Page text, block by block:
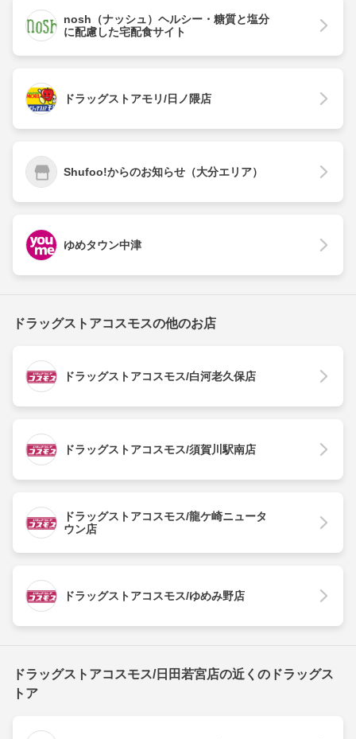
nosh（ナッシュ）ヘルシー・糖質と塩分
に配慮した宅配食サイト
ドラッグストアモリ/日ノ隈店
Shufoo!からのお知らせ（大分エリア）
ゆめタウン中津
ドラッグストアコスモスの他のお店
ドラッグストアコスモス/白河老久保店
ドラッグストアコスモス/須賀川駅南店
ドラッグストアコスモス/龍ケ崎ニュータ
ウン店
ドラッグストアコスモス/ゆめみ野店
ドラッグストアコスモス/日田若宮店の近くのドラッグス
トア